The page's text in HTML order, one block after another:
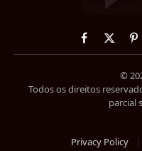
Facebook
X
©
Todos os direitos
parcial
Privacy Policy